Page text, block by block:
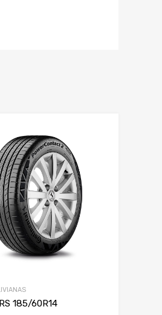
185/60R14